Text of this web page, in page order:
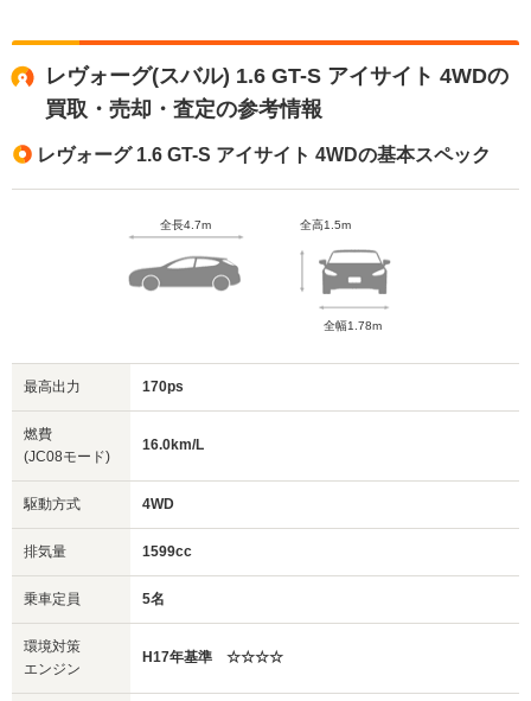
レヴォーグ(スバル) 1.6 GT-S アイサイト 4WDの
買取・売却・査定の参考情報
レヴォーグ 1.6 GT-S アイサイト 4WDの基本スペック
全長4.7m 全高1.5m
全幅1.78m
最高出力 170ps
燃費
(JC08モード)
16.0km/L
駆動方式 4WD
排気量 1599cc
乗車定員 5名
環境対策
エンジン
H17年基準 ☆☆☆☆